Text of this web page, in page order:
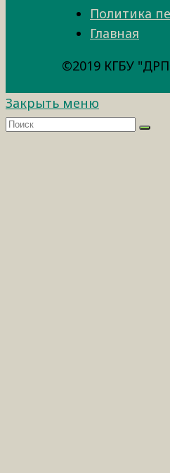
Политика
Главная
©2019 КГБУ
Закрыть меню